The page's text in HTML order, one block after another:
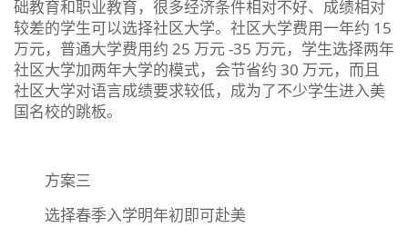
础教育和职业教育，很多经济条件相对不好、成绩相对
较差的学生可以选择社区大学。社区大学费用一年约 15
万元，普通大学费用约 25 万元 -35 万元，学生选择两年
社区大学加两年大学的模式，会节省约 30 万元，而且
社区大学对语言成绩要求较低，成为了不少学生进入美
国名校的跳板。
方案三
选择春季入学明年初即可赴美